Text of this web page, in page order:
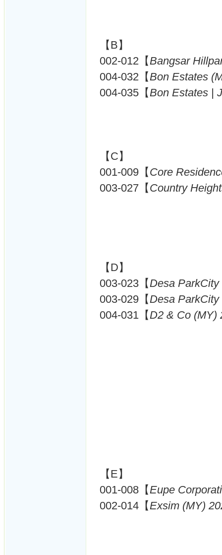
【B】
002-012【Bangsar
004-032【Bon Estates
004-035【Bon Estates |
【C】
001-009【Core
003-027【Country
【D】
003-023【Desa ParkCity
003-029【Desa ParkCity
004-031【D2 & Co (MY)
【E】
001-008【Eupe
002-014【Exsim (MY)